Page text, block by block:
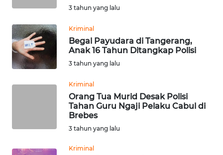
3 tahun yang lalu
Kriminal
Begal Payudara di Tangerang,
Anak 16 Tahun Ditangkap Polisi
3 tahun yang lalu
Kriminal
Orang Tua Murid Desak Polisi
Tahan Guru Ngaji Pelaku Cabul di
Brebes
3 tahun yang lalu
Kriminal
WN
LAWAS
WN
SUMEDANG
WN
SERIBU